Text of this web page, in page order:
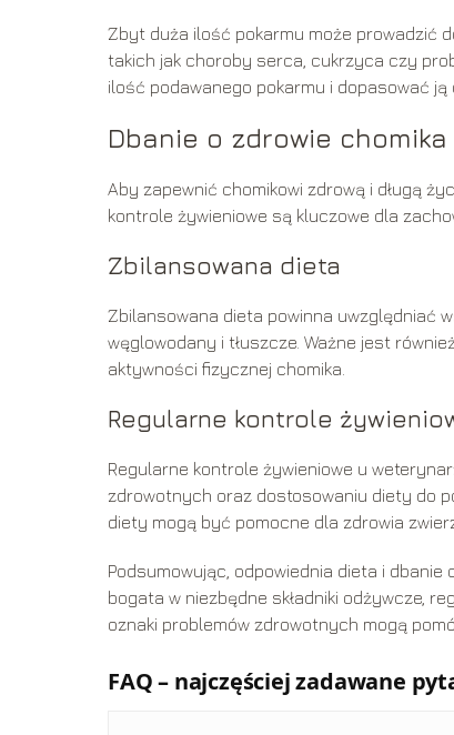
Zbyt duża ilość pokarmu może prowadzić
takich jak choroby serca, cukrzyca czy
ilość podawanego pokarmu i dopasować
Dbanie o zdrowie chomika
Aby zapewnić chomikowi zdrową i długą
kontrole żywieniowe są kluczowe dla
Zbilansowana dieta
Zbilansowana dieta powinna uwzględniać
węglowodany i tłuszcze. Ważne jest
aktywności fizycznej chomika.
Regularne kontrole
Regularne kontrole żywieniowe u
zdrowotnych oraz dostosowaniu diety do
diety mogą być pomocne dla zdrowia
Podsumowując, odpowiednia dieta i
bogata w niezbędne składniki odżywcze,
oznaki problemów zdrowotnych mogą
FAQ – najczęściej zadawane